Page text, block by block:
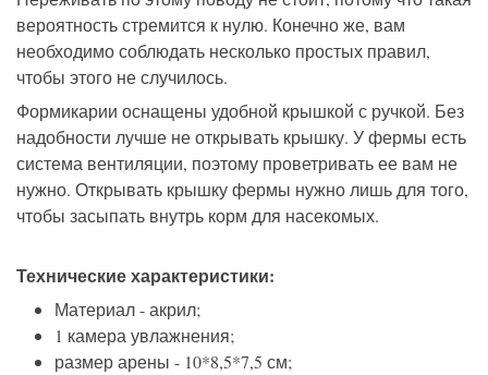
вероятность стремится к нулю. Конечно же, вам
необходимо соблюдать несколько простых правил,
чтобы этого не случилось.
Формикарии оснащены удобной крышкой с ручкой. Без
надобности лучше не открывать крышку. У фермы есть
система вентиляции, поэтому проветривать ее вам не
нужно. Открывать крышку фермы нужно лишь для того,
чтобы засыпать внутрь корм для насекомых.
Технические характеристики:
Материал - акрил;
1 камера увлажнения;
размер арены - 10*8,5*7,5 см;